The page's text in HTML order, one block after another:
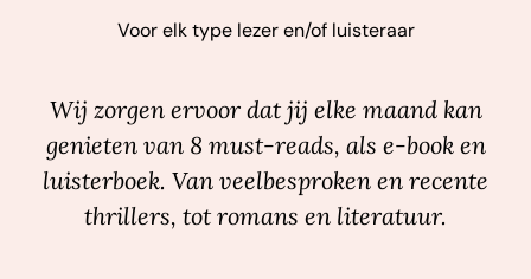
Voor elk type lezer en/of luisteraar
Wij zorgen ervoor dat jij elke maand kan
genieten van 8 must-reads, als e-book en
luisterboek. Van veelbesproken en recente
thrillers, tot romans en literatuur.